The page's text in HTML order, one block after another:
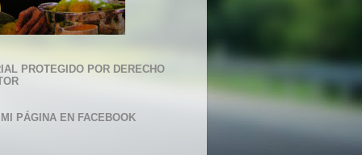
PROTEGIDO POR DERECHO
PÁGINA EN FACEBOOK